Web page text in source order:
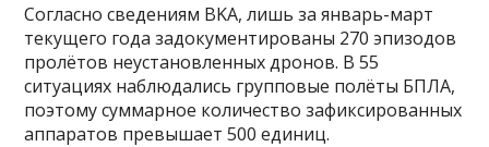
Согласно сведениям BKA, лишь за январь-март
текущего года задокументированы 270 эпизодов
пролётов неустановленных дронов. В 55
ситуациях наблюдались групповые полёты БПЛА,
поэтому суммарное количество зафиксированных
аппаратов превышает 500 единиц.